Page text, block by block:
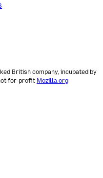
British company, incubated by
for-profit Mozilla.org